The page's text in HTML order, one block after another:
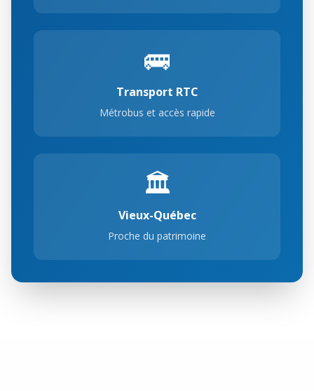
🚌
Transport RTC
Métrobus et accès rapide
🏛️
Vieux-Québec
Proche du patrimoine